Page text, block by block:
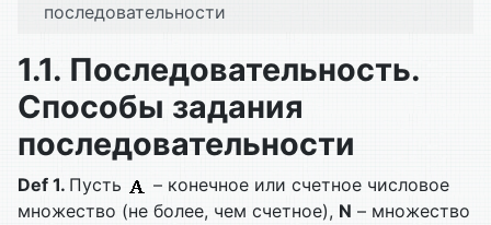
последовательности
1.1. Последовательность.
Способы задания
последовательности
Def 1. Пусть
– конечное или счетное числовое
множество (не более, чем счетное), N – множество